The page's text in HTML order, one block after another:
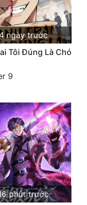
ngày trước
Tôi Đúng Là Chó
9
phút trước